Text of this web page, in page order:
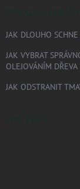
JAK DLOUHO
JAK VYBRAT
OLEJOVÁNÍM DŘEVA
JAK ODSTRANIT